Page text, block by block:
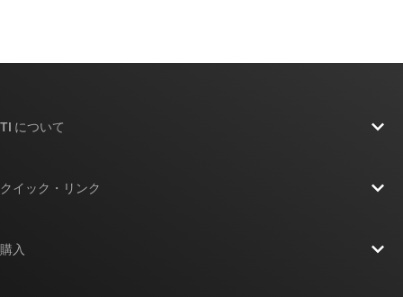
TI について
クイック・リンク
購入